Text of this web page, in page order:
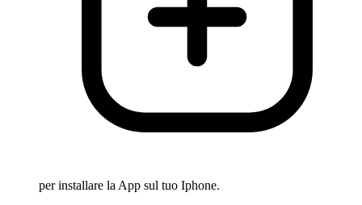
per installare la App sul tuo Iphone.